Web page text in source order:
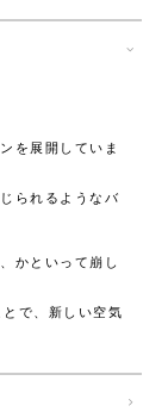
を展開していま
られるようなバ
かといって崩し
で、新しい空気